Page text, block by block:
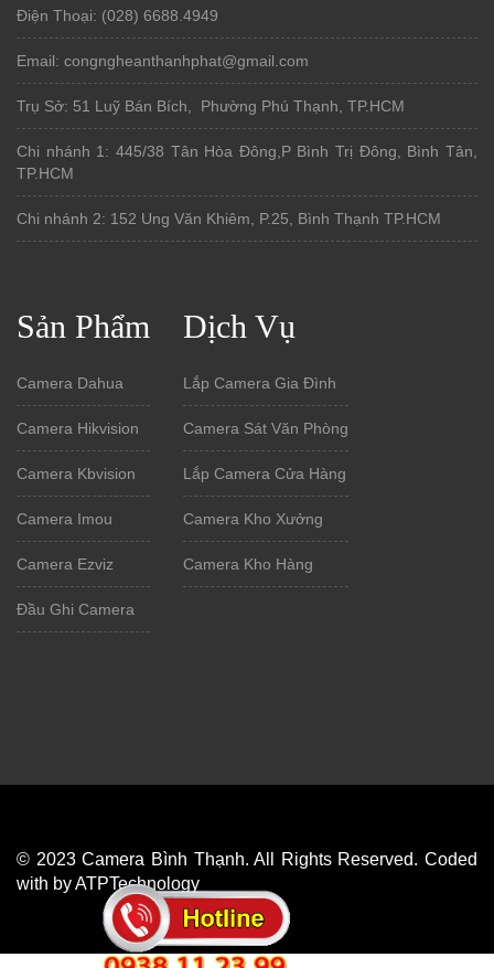
Điện Thoại: (028) 6688.4949
Email: congngheanthanhphat@gmail.com
Trụ Sở: 51 Luỹ Bán Bích, Phường Phú Thạnh, TP.HCM
Chi nhánh 1: 445/38 Tân Hòa Đông,P Bình Trị Đông, Bình Tân,
TP.HCM
Chi nhánh 2: 152 Ung Văn Khiêm, P.25, Bình Thạnh TP.HCM
Sản Phẩm
Camera Dahua
Camera Hikvision
Camera Kbvision
Camera Imou
Camera Ezviz
Đầu Ghi Camera
Dịch Vụ
Lắp Camera Gia Đình
Camera Sát Văn Phòng
Lắp Camera Cửa Hàng
Camera Kho Xưởng
Camera Kho Hàng
© 2023 Camera Bình Thạnh. All Rights Reserved. Coded
with by ATPTechnology